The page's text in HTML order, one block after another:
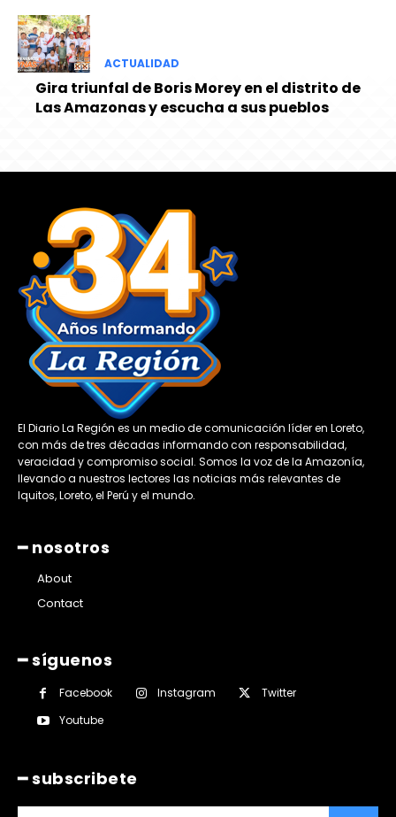
ACTUALIDAD
Gira triunfal de Boris Morey en el distrito de
Las Amazonas y escucha a sus pueblos
El Diario La Región es un medio de comunicación líder en Loreto,
con más de tres décadas informando con responsabilidad,
veracidad y compromiso social. Somos la voz de la Amazonía,
llevando a nuestros lectores las noticias más relevantes de
Iquitos, Loreto, el Perú y el mundo.
━ nosotros
About
Contact
━ síguenos
Facebook Instagram
Twitter
Youtube
━ subscribete